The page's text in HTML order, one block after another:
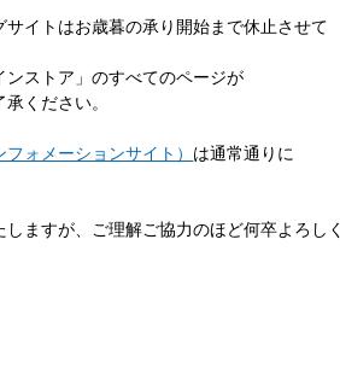
イトはお歳暮の承り開始まで休止させて
ストア」のすべてのページが
ください。
ォメーションサイト） は通常通りに
ますが、ご理解ご協力のほど何卒よろしく